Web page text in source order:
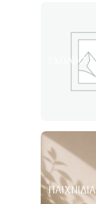
ΣΧΟΛΙΚΆ
ΠΑΙΧΝΊΔΙΑ